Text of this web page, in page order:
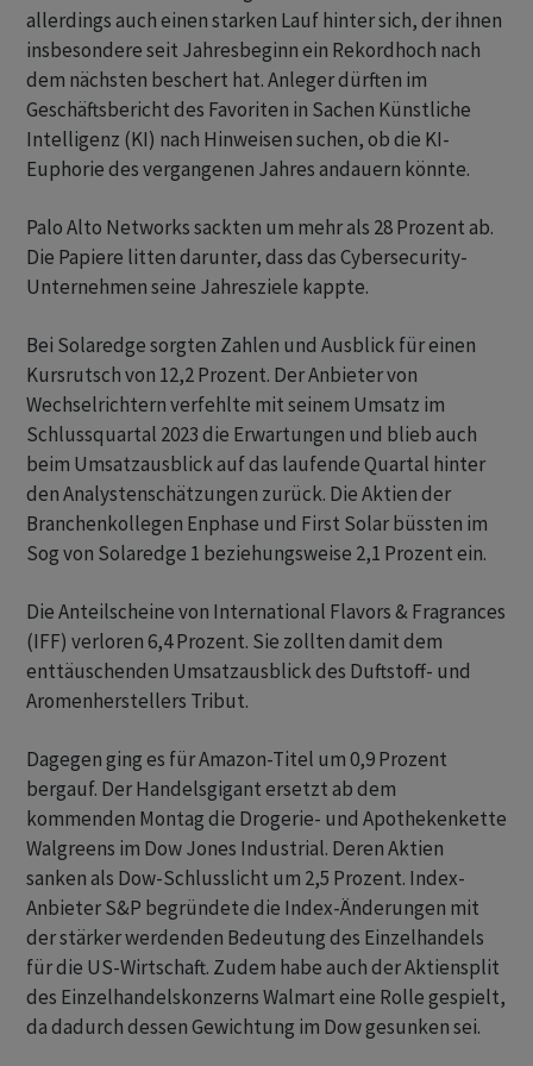
allerdings auch einen starken Lauf hinter sich, der ihnen
insbesondere seit Jahresbeginn ein Rekordhoch nach
dem nächsten beschert hat. Anleger dürften im
Geschäftsbericht des Favoriten in Sachen Künstliche
Intelligenz (KI) nach Hinweisen suchen, ob die KI-
Euphorie des vergangenen Jahres andauern könnte.
Palo Alto Networks sackten um mehr als 28 Prozent ab.
Die Papiere litten darunter, dass das Cybersecurity-
Unternehmen seine Jahresziele kappte.
Bei Solaredge sorgten Zahlen und Ausblick für einen
Kursrutsch von 12,2 Prozent. Der Anbieter von
Wechselrichtern verfehlte mit seinem Umsatz im
Schlussquartal 2023 die Erwartungen und blieb auch
beim Umsatzausblick auf das laufende Quartal hinter
den Analystenschätzungen zurück. Die Aktien der
Branchenkollegen Enphase und First Solar büssten im
Sog von Solaredge 1 beziehungsweise 2,1 Prozent ein.
Die Anteilscheine von International Flavors & Fragrances
(IFF) verloren 6,4 Prozent. Sie zollten damit dem
enttäuschenden Umsatzausblick des Duftstoff- und
Aromenherstellers Tribut.
Dagegen ging es für Amazon-Titel um 0,9 Prozent
bergauf. Der Handelsgigant ersetzt ab dem
kommenden Montag die Drogerie- und Apothekenkette
Walgreens im Dow Jones Industrial. Deren Aktien
sanken als Dow-Schlusslicht um 2,5 Prozent. Index-
Anbieter S&P begründete die Index-Änderungen mit
der stärker werdenden Bedeutung des Einzelhandels
für die US-Wirtschaft. Zudem habe auch der Aktiensplit
des Einzelhandelskonzerns Walmart eine Rolle gespielt,
da dadurch dessen Gewichtung im Dow gesunken sei.